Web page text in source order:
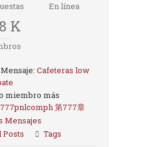
En línea
K
Cafeteras low
miembro más
777pnlcomph 第777章
Mensajes
Posts
Tags